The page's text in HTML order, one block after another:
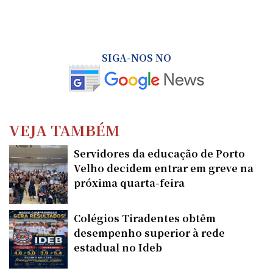
SIGA-NOS NO
VEJA TAMBÉM
Servidores da educação de Porto
Velho decidem entrar em greve na
próxima quarta-feira
Colégios Tiradentes obtêm
desempenho superior à rede
estadual no Ideb